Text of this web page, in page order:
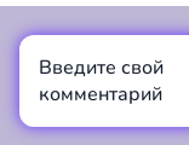
Введите свой
комментарий